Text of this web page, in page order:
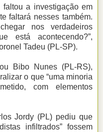
a investigação em
faltará nesses também.
nos verdadeiros
está acontecendo?”,
Tadeu (PL-SP).
Bibo Nunes (PL-RS),
o que “uma minoria
com elementos
Jordy (PL) pediu que
infiltrados” fossem